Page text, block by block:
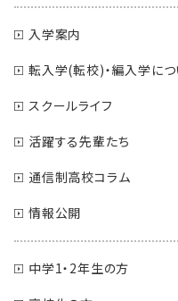
入学案内
転入学(転校)・編入学につ
スクールライフ
活躍する先輩たち
通信制高校コラム
情報公開
中学1・2年生の方